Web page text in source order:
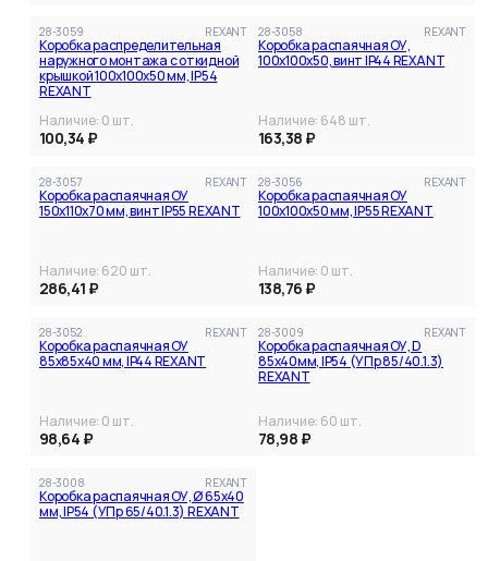
28-3059 REXANT
Коробка распределительная
наружного монтажа с откидной
крышкой 100х100х50 мм, IP54
REXANT
Наличие: 0 шт.
100,34 ₽
28-3058 REXANT
Коробка распаячная ОУ,
100x100x50, винт IP44 REXANT
Наличие: 648 шт.
163,38 ₽
28-3057 REXANT
Коробка распаячная ОУ
150x110x70 мм, винт IP55 REXANT
Наличие: 620 шт.
286,41 ₽
28-3056 REXANT
Коробка распаячная ОУ
100x100x50 мм, IP55 REXANT
Наличие: 0 шт.
138,76 ₽
28-3052 REXANT
Коробка распаячная ОУ
85х85х40 мм, IP44 REXANT
Наличие: 0 шт.
98,64 ₽
28-3009 REXANT
Коробка распаячная ОУ, D
85х40мм, IP54 (УПр 85/40.1.3)
REXANT
Наличие: 60 шт.
78,98 ₽
28-3008 REXANT
Коробка распаячная ОУ, Ø 65х40
мм, IP54 (УПр 65/40.1.3) REXANT